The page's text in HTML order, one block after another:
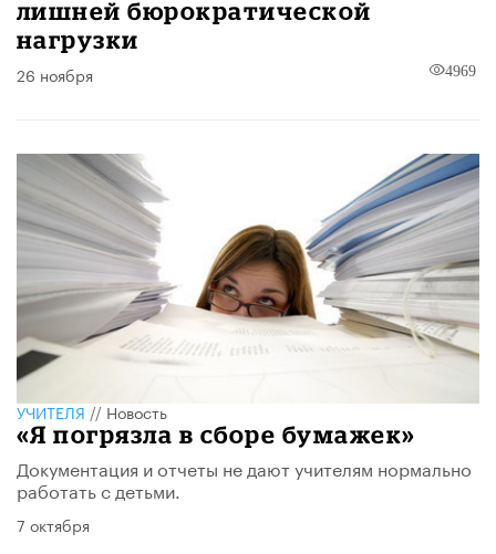
лишней бюрократической
нагрузки
26 ноября 4969
УЧИТЕЛЯ//Новость
«Я погрязла в сборе бумажек»
Документация и отчеты не дают учителям нормально
работать с детьми.
7 октября